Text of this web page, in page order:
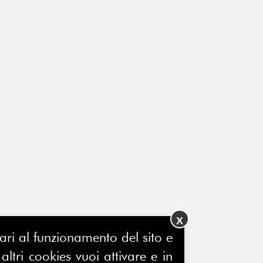
al funzionamento del sito e
cookies vuoi attivare e in
X